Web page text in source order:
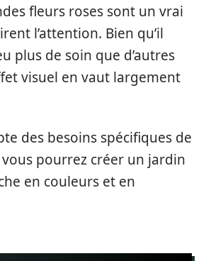
fleurs roses sont un vrai
l’attention. Bien qu’il
plus de soin que d’autres
visuel en vaut largement
des besoins spécifiques de
pourrez créer un jardin
en couleurs et en